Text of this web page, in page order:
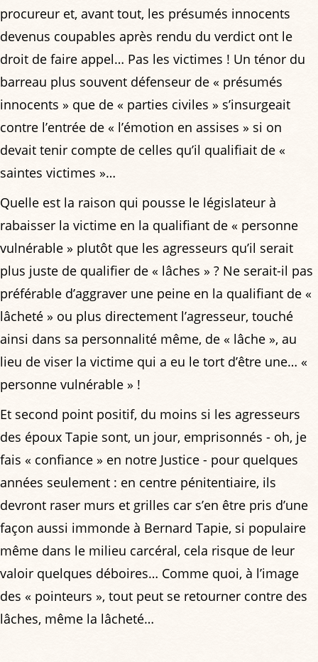
procureur et, avant tout, les présumés innocents
devenus coupables après rendu du verdict ont le
droit de faire appel… Pas les victimes ! Un ténor du
barreau plus souvent défenseur de « présumés
innocents » que de « parties civiles » s’insurgeait
contre l’entrée de « l’émotion en assises » si on
devait tenir compte de celles qu’il qualifiait de «
saintes victimes »…
Quelle est la raison qui pousse le législateur à
rabaisser la victime en la qualifiant de « personne
vulnérable » plutôt que les agresseurs qu’il serait
plus juste de qualifier de « lâches » ? Ne serait-il pas
préférable d’aggraver une peine en la qualifiant de «
lâcheté » ou plus directement l’agresseur, touché
ainsi dans sa personnalité même, de « lâche », au
lieu de viser la victime qui a eu le tort d’être une… «
personne vulnérable » !
Et second point positif, du moins si les agresseurs
des époux Tapie sont, un jour, emprisonnés - oh, je
fais « confiance » en notre Justice - pour quelques
années seulement : en centre pénitentiaire, ils
devront raser murs et grilles car s’en être pris d’une
façon aussi immonde à Bernard Tapie, si populaire
même dans le milieu carcéral, cela risque de leur
valoir quelques déboires… Comme quoi, à l’image
des « pointeurs », tout peut se retourner contre des
lâches, même la lâcheté…